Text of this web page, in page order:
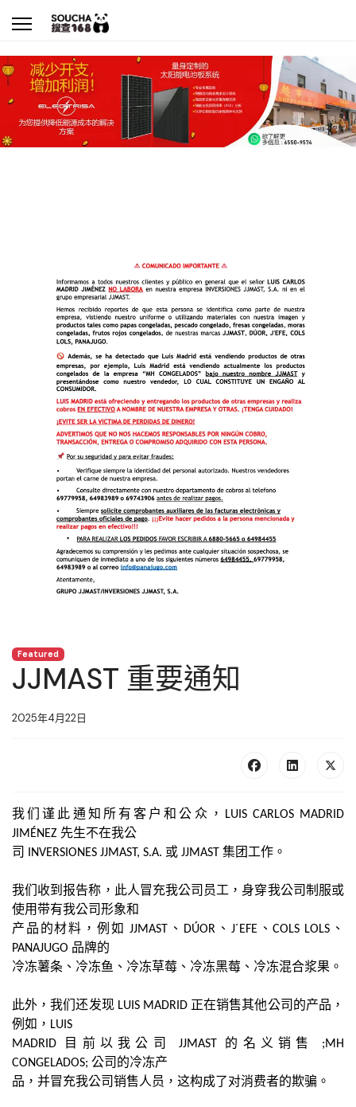
Featured
JJMAST 重要通知
2025年4月22日
我们谨此通知所有客户和公众，LUIS CARLOS MADRID
JIMÉNEZ 先生不在我公
司 INVERSIONES JJMAST, S.A. 或 JJMAST 集团工作。
我们收到报告称，此人冒充我公司员工， 身穿我公司制服或
使用带有我公司形象和
产品的材料，例如 JJMAST、DÚOR、J´EFE、COLS LOLS、
PANAJUGO 品牌的
冷冻薯条、冷冻鱼、冷冻草莓、冷冻黑莓、冷冻混合浆果。
此外，我们还发现 LUIS MADRID 正在销售其他公司的产品，
例如，LUIS
MADRID 目前以我公司 JJMAST 的名义销售 ;MH
CONGELADOS; 公司的冷冻产
品，并冒充我公司销售人员，这构成了对消费者的欺骗。